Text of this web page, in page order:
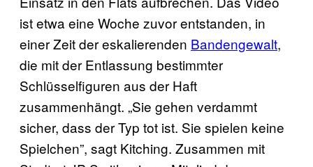
ist etwa eine Woche zuvor entstanden, in
einer Zeit der eskalierenden Bandengewalt,
die mit der Entlassung bestimmter
Schlüsselfiguren aus der Haft
zusammenhängt. „Sie gehen verdammt
sicher, dass der Typ tot ist. Sie spielen keine
Spielchen”, sagt Kitching. Zusammen mit